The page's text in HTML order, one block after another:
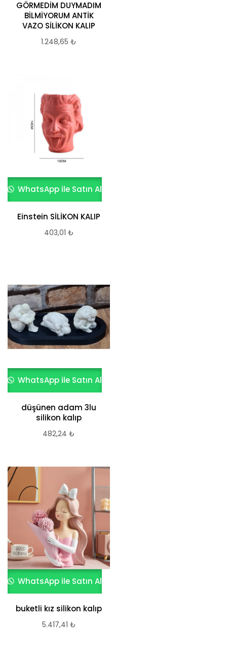
GÖRMEDİM DUYMADIM
BİLMİYORUM ANTİK
VAZO SİLİKON KALIP
1.248,65 ₺
WhatsApp ile Satın Al
Einstein SİLİKON KALIP
403,01 ₺
WhatsApp ile Satın Al
düşünen adam 3lu
silikon kalıp
482,24 ₺
WhatsApp ile Satın Al
buketli kız silikon kalıp
5.417,41 ₺